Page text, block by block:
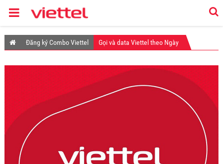
Đăng ký Combo Viettel Gọi và data Viettel theo Ngày